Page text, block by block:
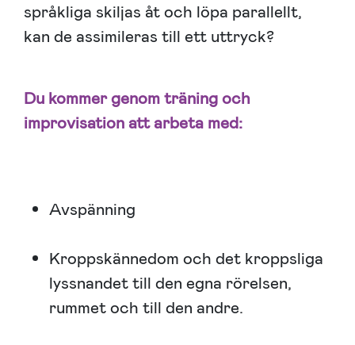
språkliga skiljas åt och löpa parallellt,
kan de assimileras till ett uttryck?
Du kommer genom träning och
improvisation att arbeta med:
Avspänning
Kroppskännedom och det kroppsliga
lyssnandet till den egna rörelsen,
rummet och till den andre.